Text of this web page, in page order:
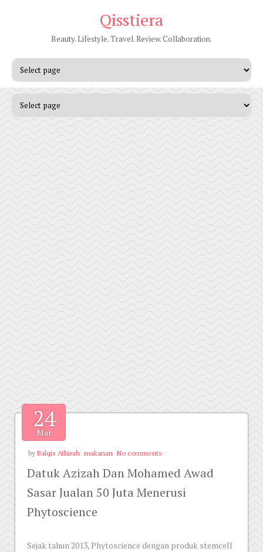
Qisstiera
Beauty. Lifestyle. Travel. Review. Collaboration.
24
Mar
by Balqis Athirah makanan No comments
Datuk Azizah Dan Mohamed Awad
Sasar Jualan 50 Juta Menerusi
Phytoscience
Sejak tahun 2013, Phytoscience dengan produk stemcell